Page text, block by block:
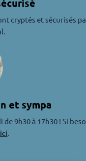
cryptés et sécurisés
et sympa
9h30 à 17h30 ! Si
.